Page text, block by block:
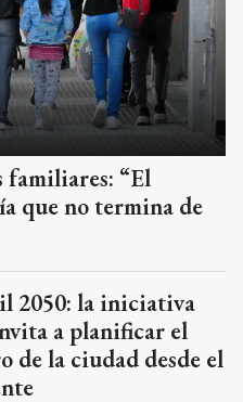
familiares: “El
que no termina de
2050: la iniciativa
a planificar el
de la ciudad desde el